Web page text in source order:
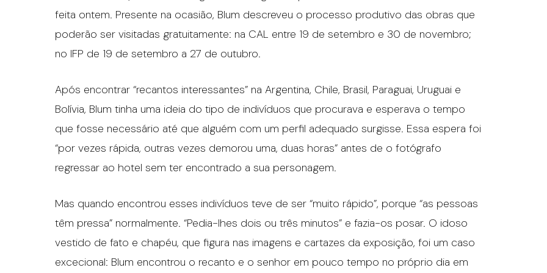
feita ontem. Presente na ocasião, Blum descreveu o processo produtivo das obras que
poderão ser visitadas gratuitamente: na CAL entre 19 de setembro e 30 de novembro;
no IFP de 19 de setembro a 27 de outubro.
Após encontrar “recantos interessantes” na Argentina, Chile, Brasil, Paraguai, Uruguai e
Bolívia, Blum tinha uma ideia do tipo de indivíduos que procurava e esperava o tempo
que fosse necessário até que alguém com um perfil adequado surgisse. Essa espera foi
“por vezes rápida, outras vezes demorou uma, duas horas” antes de o fotógrafo
regressar ao hotel sem ter encontrado a sua personagem.
Mas quando encontrou esses indivíduos teve de ser “muito rápido”, porque “as pessoas
têm pressa” normalmente. “Pedia-lhes dois ou três minutos” e fazia-os posar. O idoso
vestido de fato e chapéu, que figura nas imagens e cartazes da exposição, foi um caso
excecional: Blum encontrou o recanto e o senhor em pouco tempo no próprio dia em